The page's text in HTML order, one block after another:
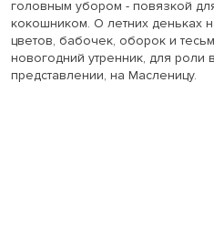
головным убором - повязкой
кокошником. О летних деньках
цветов, бабочек, оборок и
новогодний утренник, для роли
представлении, на Масленицу.